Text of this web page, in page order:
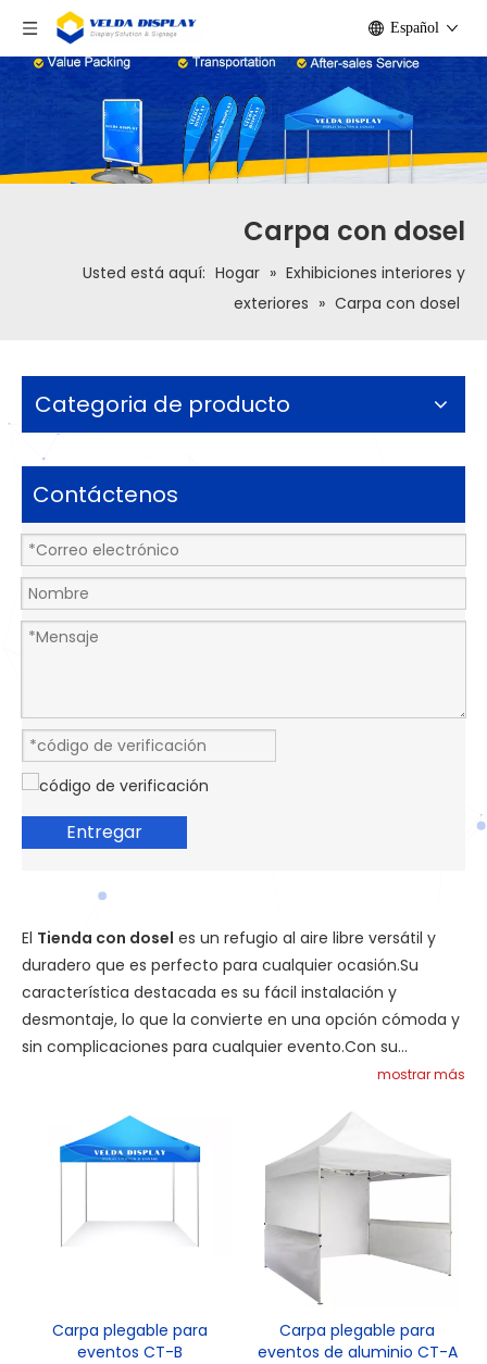
Español
Carpa con dosel
Usted está aquí: Hogar » Exhibiciones interiores y
exteriores » Carpa con dosel
Categoria de producto
Contáctenos
Entregar
El Tienda con dosel es un refugio al aire libre versátil y
duradero que es perfecto para cualquier ocasión.Su
característica destacada es su fácil instalación y
desmontaje, lo que la convierte en una opción cómoda y
sin complicaciones para cualquier evento.Con su
estructura resistente y materiales de alta calidad, esta
elementos, asegurando que usted y sus invitados
permanezcan secos y cómodos incluso en condiciones
climáticas impredecibles.La tienda Canopy también
reuniones y actividades sin sentirse agobiado.Su función
de altura ajustable permite la personalización, atendiendo
a diversas necesidades y preferencias.
mostrar más
Carpa plegable para
eventos CT-B
Carpa plegable para
eventos de aluminio CT-A